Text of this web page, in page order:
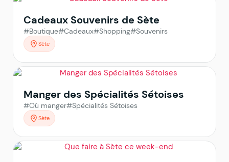
Cadeaux Souvenirs de Sète
#Boutique#Cadeaux#Shopping#Souvenirs
Sète
Manger des Spécialités Sétoises
#Où manger#Spécialités Sétoises
Sète